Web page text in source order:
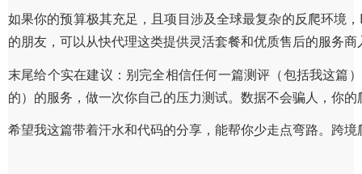
如果你的预算极其充足，且项目涉及全球最复杂的反爬环境
的朋友，可以从快代理这类提供灵活套餐和优质售后的服务
末尾给个实在建议：别完全相信任何一篇测评（包括我这篇
的）的服务，做一次你自己的压力测试。数据不会骗人，你
希望我这篇带着汗水和代码的分享，能帮你少走点弯路。跨